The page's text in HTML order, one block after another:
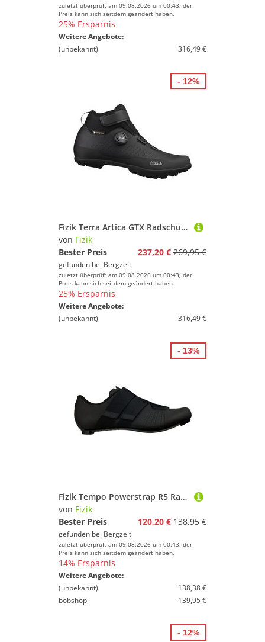
zuletzt überprüft am 09.08.2026 um 00:43; der
Preis kann sich seitdem geändert haben.
25% Ersparnis
Weitere Angebote:
(unbekannt)
316,49 €
Fizik Terra Artica GTX Radschuhe
von Fizik
Bester Preis
237,20 € 269,95 €
gefunden bei Bergzeit
zuletzt überprüft am 09.08.2026 um 00:43; der
Preis kann sich seitdem geändert haben.
25% Ersparnis
Weitere Angebote:
(unbekannt)
316,49 €
- 12%
Fizik Tempo Powerstrap R5 Radschuhe
von Fizik
Bester Preis
120,20 € 138,95 €
gefunden bei Bergzeit
zuletzt überprüft am 09.08.2026 um 00:43; der
Preis kann sich seitdem geändert haben.
14% Ersparnis
Weitere Angebote:
(unbekannt)
138,38 €
bobshop
139,95 €
- 13%
- 12%